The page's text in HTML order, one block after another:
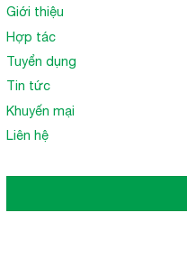
Giới thiệu
Hợp tác
Tuyển dụng
Tin tức
Khuyến mại
Liên hệ